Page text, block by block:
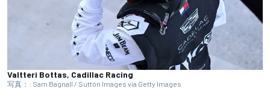
Valtteri Bottas, Cadillac Racing
写真：: Sam Bagnall / Sutton Images via Getty Images